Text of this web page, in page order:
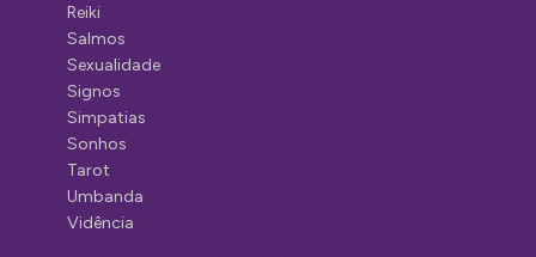
Reiki
Salmos
Sexualidade
Signos
Simpatias
Sonhos
Tarot
Umbanda
Vidência